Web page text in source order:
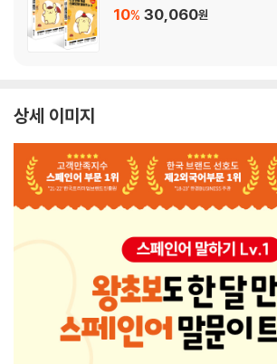
10% 30,060원
상세 이미지